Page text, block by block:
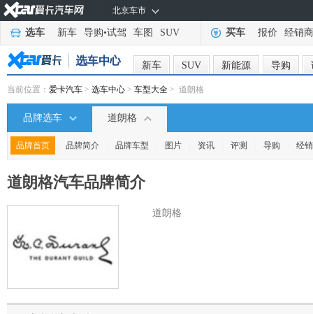
北京车市
选车 新车 导购•试驾 车图 SUV 买车 报价 经销商
新车 SUV 新能源 导购
当前位置： 爱卡汽车 > 选车中心 > 车型大全 > 道朗格
品牌选车 道朗格
品牌首页 品牌简介 品牌车型 图片 资讯 评测 导购 经
道朗格汽车品牌简介
道朗格